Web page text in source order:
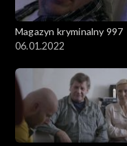
Magazyn kryminalny 997
06.01.2022